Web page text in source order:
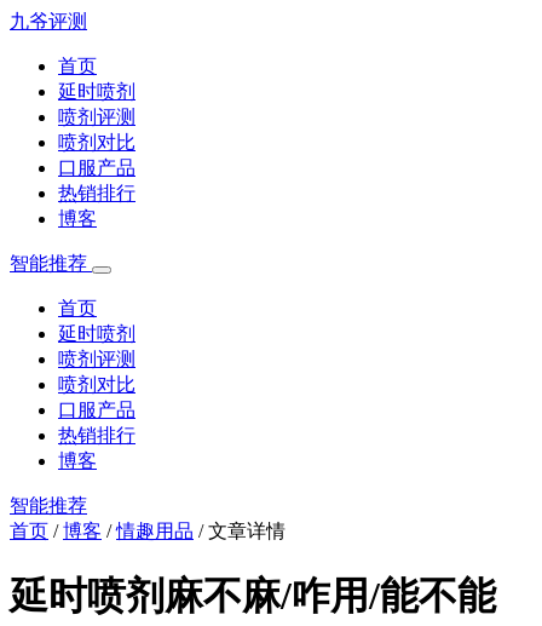
九爷评测
首页
延时喷剂
喷剂评测
喷剂对比
口服产品
热销排行
博客
智能推荐
首页
延时喷剂
喷剂评测
喷剂对比
口服产品
热销排行
博客
智能推荐
首页 /博客 /情趣用品 /文章详情
延时喷剂麻不麻/咋用/能不能